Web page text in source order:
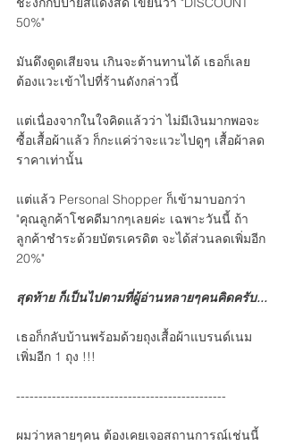
50%"
มันดึงดูดเสียจน เกินจะต้านทานได้ เธอก็เลย
ต้องแวะเข้าไปที่ร้านดังกล่าวนี้
แต่เนื่องจากในใจคิดแล้วว่า ไม่มีเงินมากพอจะ
ซื้อเสื้อผ้าแล้ว ก็กะแค่ว่าจะแวะไปดูๆ เสื้อผ้าลด
ราคาเท่านั้น
แต่แล้ว Personal Shopper ก็เข้ามาบอกว่า
"คุณลูกค้าโชคดีมากๆเลยค่ะ เฉพาะวันนี้ ถ้า
ลูกค้าชำระด้วยบัตรเครดิต จะได้ส่วนลดเพิ่มอีก
20%"
สุดท้าย ก็เป็นไปตามที่ผู้อ่านหลายๆคนคิดครับ...
เธอก็กลับบ้านพร้อมด้วยถุงเสื้อผ้าแบรนด์เนม
เพิ่มอีก 1 ถุง !!!
-----------------------------------------------
ผมว่าหลายๆคน ต้องเคยเจอสถานการณ์เช่นนี้